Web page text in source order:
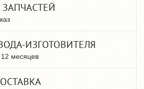
ЗАПЧАСТЕЙ
ИЗГОТОВИТЕЛЯ
12 месяцев